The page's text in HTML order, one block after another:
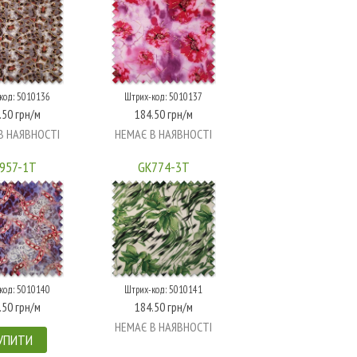
5010136
грн/м
НАЯВНОСТІ
Штрих-код: 5010137
184.50 грн/м
НЕМАЄ В НАЯВНОСТІ
1T
5010140
грн/м
GK774-3T
Штрих-код: 5010141
184.50 грн/м
НЕМАЄ В НАЯВНОСТІ